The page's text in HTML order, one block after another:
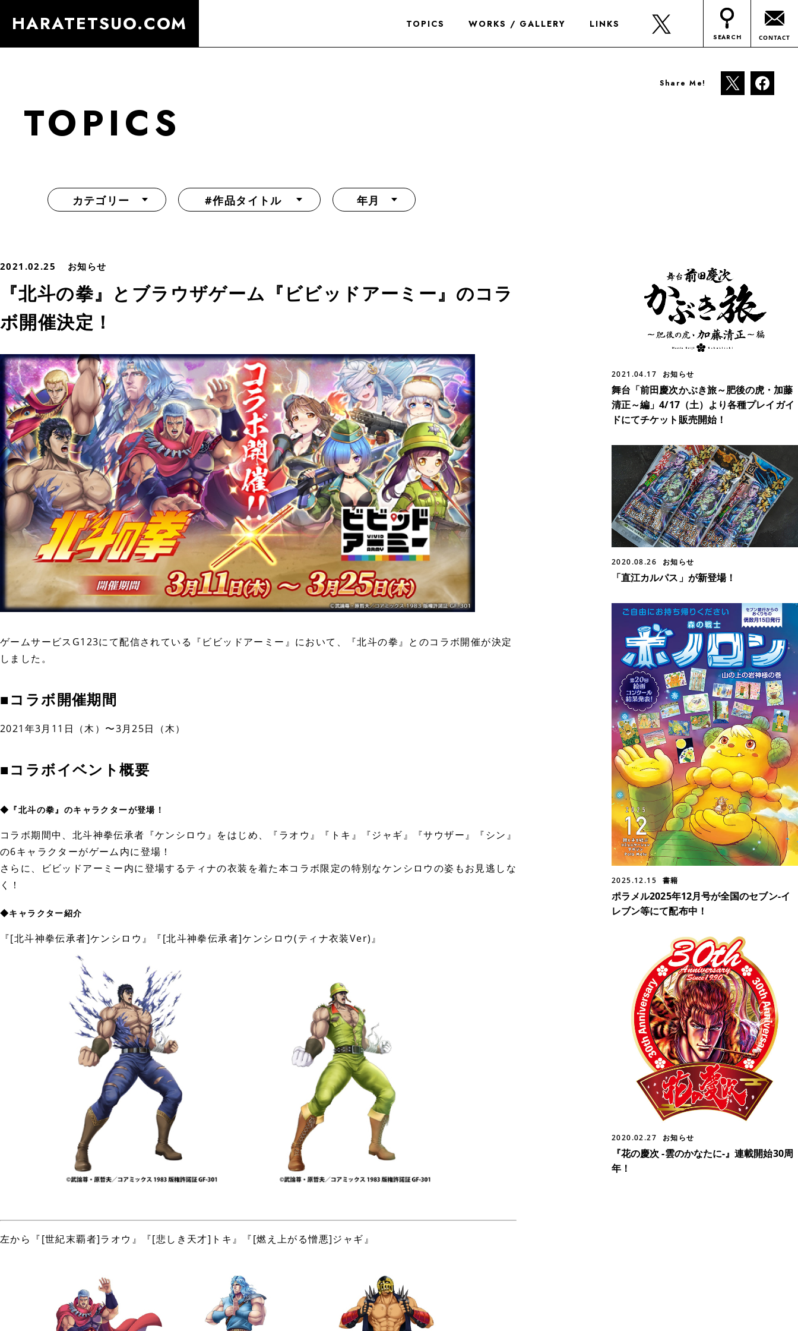
HARATETSUO.COM TOPICS WORKS / GALLERY LINKS
SEARCH CONTACT
Share Me!
TOPICS
カテゴリー #作品タイトル 年月
2021.02.25 お知らせ
『北斗の拳』とブラウザゲーム『ビビッドアーミー』のコラ
ボ開催決定！
ゲームサービスG123にて配信されている『ビビッドアーミー』において、『北斗の拳』とのコラボ開催が決定
しました。
■コラボ開催期間
2021年3月11日（木）〜3月25日（木）
■コラボイベント概要
◆『北斗の拳』のキャラクターが登場！
コラボ期間中、北斗神拳伝承者『ケンシロウ』をはじめ、『ラオウ』『トキ』『ジャギ』『サウザー』『シン』
の6キャラクターがゲーム内に登場！
さらに、ビビッドアーミー内に登場するティナの衣装を着た本コラボ限定の特別なケンシロウの姿もお見逃しな
く！
◆キャラクター紹介
『[北斗神拳伝承者]ケンシロウ』『[北斗神拳伝承者]ケンシロウ(ティナ衣装Ver)』
左から『[世紀末覇者]ラオウ』『[悲しき天才]トキ』『[燃え上がる憎悪]ジャギ』
2021.04.17 お知らせ
舞台「前田慶次かぶき旅～肥後の虎・加藤
清正～編」4/17（土）より各種プレイガイ
ドにてチケット販売開始！
2020.08.26 お知らせ
「直江カルパス」が新登場！
2025.12.15 書籍
ポラメル2025年12月号が全国のセブン-イ
レブン等にて配布中！
2020.02.27 お知らせ
『花の慶次 -雲のかなたに-』連載開始30周
年！